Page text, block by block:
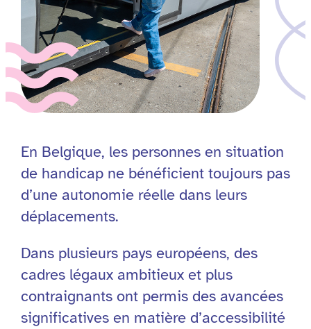
En Belgique, les personnes en situation
de handicap ne bénéficient toujours pas
d’une autonomie réelle dans leurs
déplacements.
Dans plusieurs pays européens, des
cadres légaux ambitieux et plus
contraignants ont permis des avancées
significatives en matière d’accessibilité